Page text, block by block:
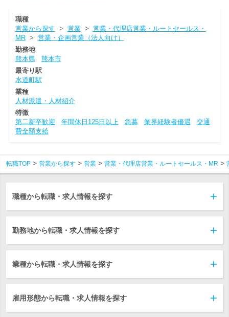
職種
営業から探す > 営業> 営業・代理店営業・ルートセールス・
MR> 営業・企画営業（法人向け）
勤務地
熊本県
熊本市
最寄り駅
水道町駅
業種
人材派遣・人材紹介
特徴
第二新卒歓迎
年間休日125日以上 急募 業界経験者優遇
交通
費全額支給
転職TOP 営業から探す 営業 営業・代理店営業・ルートセールス・MR
職種から転職・求人情報を探す
勤務地から転職・求人情報を探す
業種から転職・求人情報を探す
雇用形態から転職・求人情報を探す